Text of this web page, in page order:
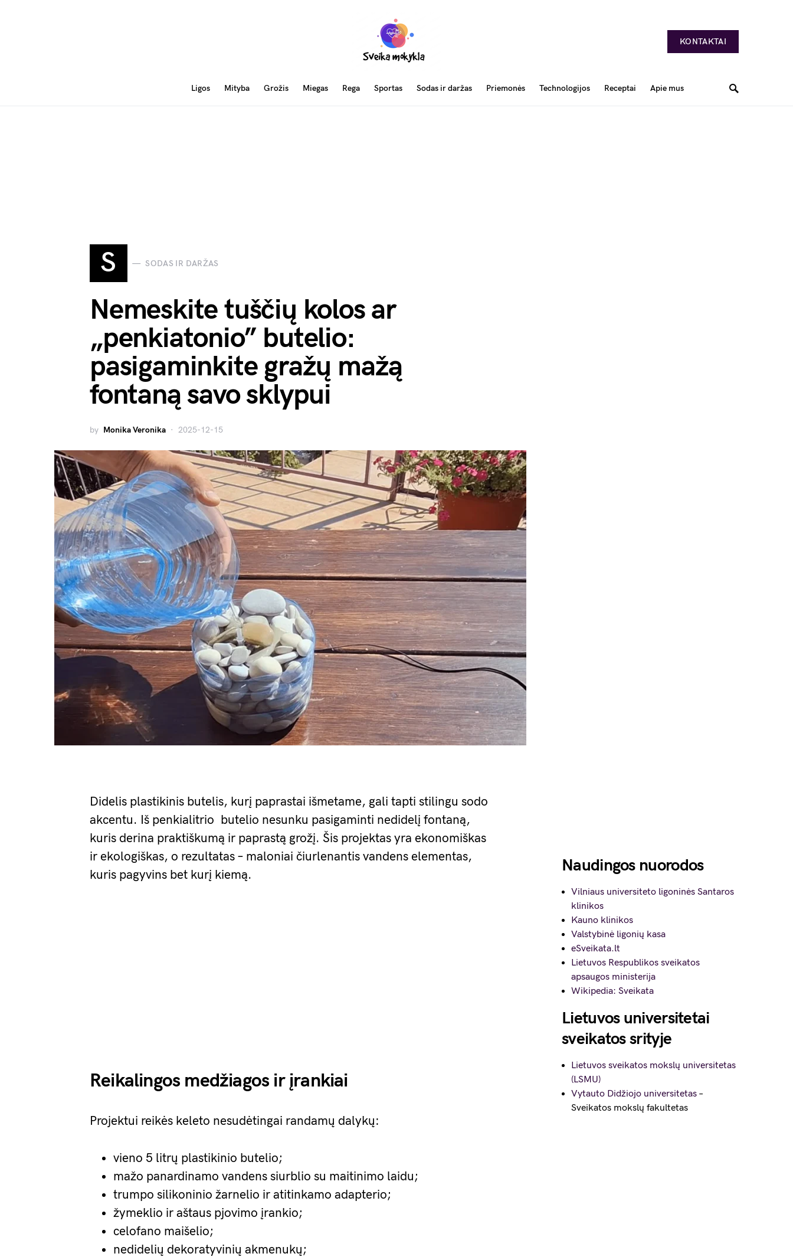
KONTAKTAI
Ligos Mityba Grožis Miegas Rega Sportas Sodas ir daržas Priemonės Technologijos Receptai Apie mus
S SODAS IR DARŽAS
Nemeskite tuščių kolos ar
„penkiatonio” butelio:
pasigaminkite gražų mažą
fontaną savo sklypui
by Monika Veronika 2025-12-15
Didelis plastikinis butelis, kurį paprastai išmetame, gali tapti stilingu sodo
akcentu. Iš penkialitrio butelio nesunku pasigaminti nedidelį fontaną,
kuris derina praktiškumą ir paprastą grožį. Šis projektas yra ekonomiškas
ir ekologiškas, o rezultatas – maloniai čiurlenantis vandens elementas,
kuris pagyvins bet kurį kiemą.
Reikalingos medžiagos ir įrankiai
Projektui reikės keleto nesudėtingai randamų dalykų:
vieno 5 litrų plastikinio butelio;
mažo panardinamo vandens siurblio su maitinimo laidu;
trumpo silikoninio žarnelio ir atitinkamo adapterio;
žymeklio ir aštaus pjovimo įrankio;
celofano maišelio;
nedidelių dekoratyvinių akmenukų;
Naudingos nuorodos
Vilniaus universiteto ligoninės Santaros
klinikos
Kauno klinikos
Valstybinė ligonių kasa
eSveikata.lt
Lietuvos Respublikos sveikatos
apsaugos ministerija
Wikipedia: Sveikata
Lietuvos universitetai
sveikatos srityje
Lietuvos sveikatos mokslų universitetas
(LSMU)
Vytauto Didžiojo universitetas –
Sveikatos mokslų fakultetas